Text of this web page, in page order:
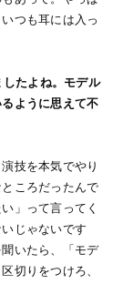
つも耳には入っ
たよね。モデル
ように思えて不
技を本気でやり
ころだったんで
」って言ってく
じゃないです
いたら、「モデ
切りをつけろ、